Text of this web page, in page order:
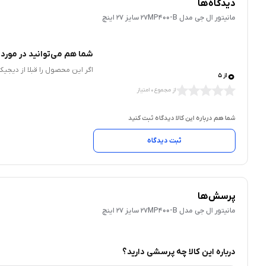
دیدگاه‌ها
مانيتور ال جی مدل 27MP400-B سايز 27 اينچ
0 از 5
از مجموع 0 امتیاز
شما هم درباره این کالا دیدگاه ثبت کنید
ثبت دیدگاه
شما هم می‌توانید در مورد
اگر این محصول را قبلا از
پرسش‌ها
مانيتور ال جی مدل 27MP400-B سايز 27 اينچ
درباره این کالا چه پرسشی دارید؟